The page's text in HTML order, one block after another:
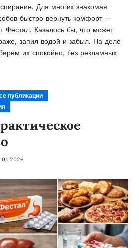
Для многих знакомая
быстро вернуть комфорт —
Фестал. Казалось бы, что может
запил водой и забыл. На деле
их спокойно, без рекламных
публикации